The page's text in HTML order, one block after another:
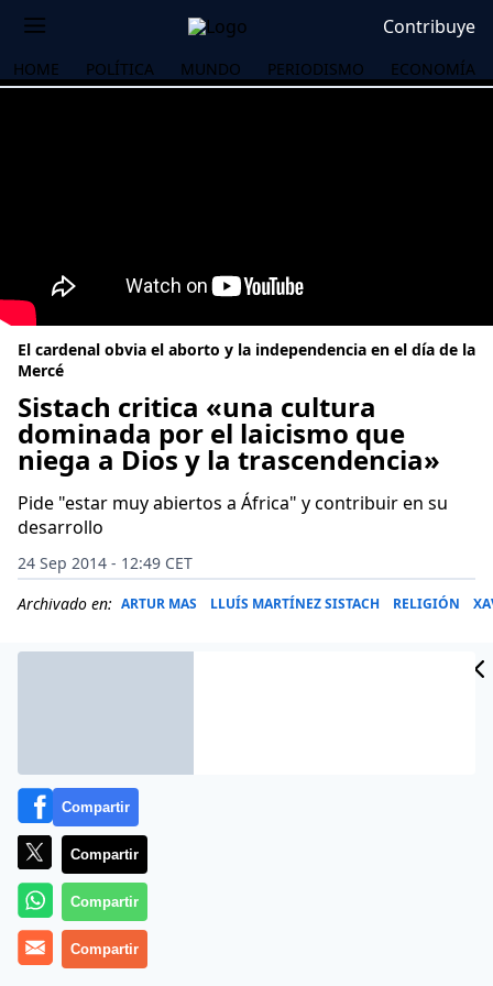
Contribuye
HOME POLÍTICA MUNDO PERIODISMO ECONOMÍA
El cardenal obvia el aborto y la independencia en el día de la
Mercé
Sistach critica «una cultura
dominada por el laicismo que
niega a Dios y la trascendencia»
Pide "estar muy abiertos a África" y contribuir en su
desarrollo
24 Sep 2014 - 12:49 CET
Archivado en: ARTUR MAS LLUÍS MARTÍNEZ SISTACH RELIGIÓN
El cardenal arzobispo de Barcelona,
Compartir
Compartir
Compartir
Compartir